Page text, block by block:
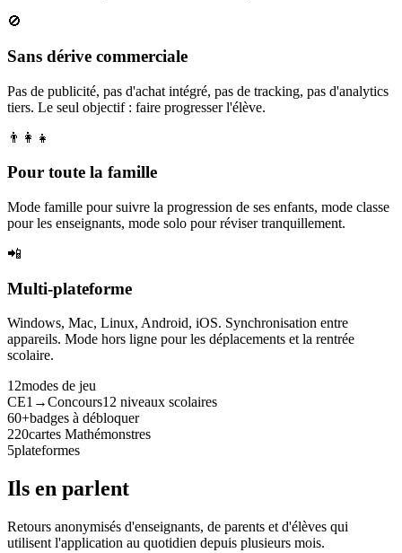
🚫
Sans dérive commerciale
Pas de publicité, pas d'achat intégré, pas de tracking, pas d'analytics
tiers. Le seul objectif : faire progresser l'élève.
👨‍👩‍👧
Pour toute la famille
Mode famille pour suivre la progression de ses enfants, mode classe
pour les enseignants, mode solo pour réviser tranquillement.
📲
Multi-plateforme
Windows, Mac, Linux, Android, iOS. Synchronisation entre
appareils. Mode hors ligne pour les déplacements et la rentrée
scolaire.
12modes de jeu
CE1→Concours12 niveaux scolaires
60+badges à débloquer
220cartes Mathémonstres
5plateformes
Ils en parlent
Retours anonymisés d'enseignants, de parents et d'élèves qui
utilisent l'application au quotidien depuis plusieurs mois.